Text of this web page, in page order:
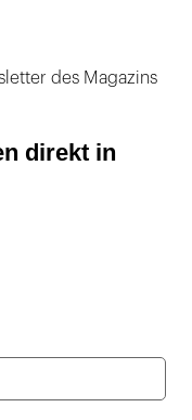
des Magazins
direkt in